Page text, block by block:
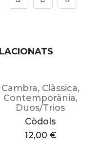
Cambra, Clàssica,
Contemporània,
Duos/Trios
Còdols
12,00 €